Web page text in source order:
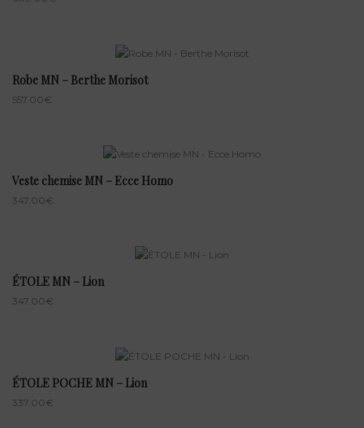
Robe MN – Berthe Morisot
557.00€
Veste chemise MN – Ecce Homo
347.00€
ÉTOLE MN – Lion
347.00€
ÉTOLE POCHE MN – Lion
337.00€